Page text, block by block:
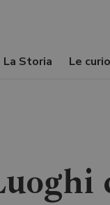
La Storia Le